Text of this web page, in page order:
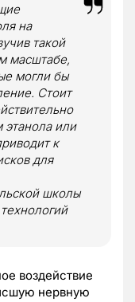
на
такой
масштабе,
могли бы
Стоит
этанола или
к
для
школы
воздействие
нервную